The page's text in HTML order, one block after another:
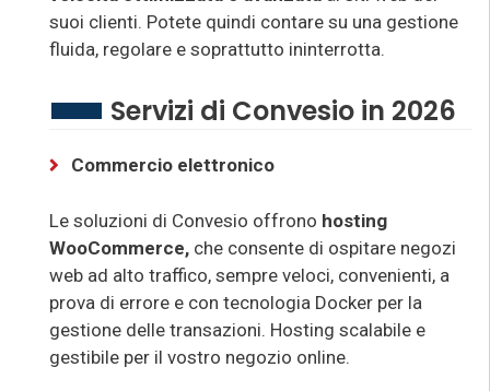
suoi clienti. Potete quindi contare su una gestione
fluida, regolare e soprattutto ininterrotta.
Servizi di Convesio in 2026
Commercio elettronico
Le soluzioni di Convesio offrono hosting
WooCommerce, che consente di ospitare negozi
web ad alto traffico, sempre veloci, convenienti, a
prova di errore e con tecnologia Docker per la
gestione delle transazioni. Hosting scalabile e
gestibile per il vostro negozio online.